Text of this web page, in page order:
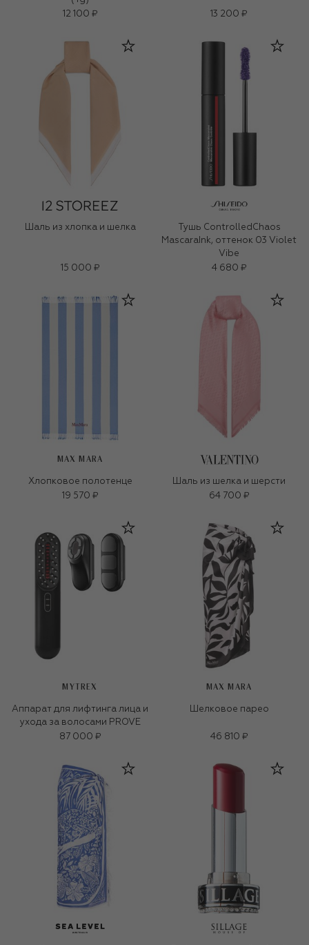
12 100 ₽
13 200 ₽
Шаль из хлопка и шелка
15 000 ₽
Тушь ControlledChaos
MascaraInk, оттенок 03 Violet
Vibe
4 680 ₽
MAX MARA
Хлопковое полотенце
19 570 ₽
Шаль из шелка и шерсти
64 700 ₽
MYTREX
Аппарат для лифтинга лица и
ухода за волосами PROVE
87 000 ₽
MAX MARA
Шелковое парео
46 810 ₽